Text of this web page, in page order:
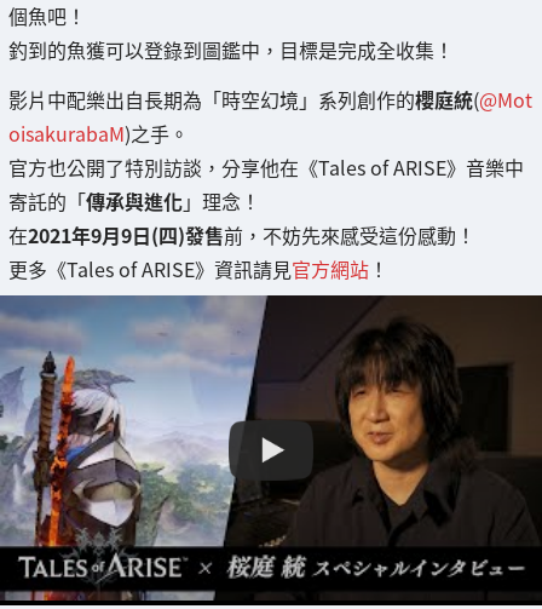
個魚吧！
釣到的魚獲可以登錄到圖鑑中，目標是完成全收集！
影片中配樂出自長期為「時空幻境」系列創作的櫻庭統(@Mot
oisakurabaM)之手。
官方也公開了特別訪談，分享他在《Tales of ARISE》音樂中
寄託的「傳承與進化」理念！
在2021年9月9日(四)發售前，不妨先來感受這份感動！
更多《Tales of ARISE》資訊請見官方網站 ！